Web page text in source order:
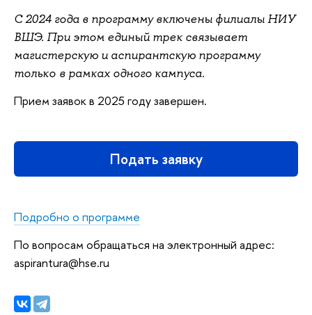
С 2024 года в программу включены филиалы НИУ
ВШЭ. При этом единый трек связывает
магистерскую и аспирантскую программу
только в рамках одного кампуса.
Прием заявок в 2025 году завершен.
Подать заявку
Подробно о программе
По вопросам обращаться на электронный адрес:
aspirantura@hse.ru